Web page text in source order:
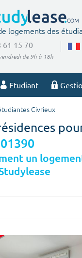
logements des
61 15 70
de 9h à 18h
Etudiant
Votre recherche
Civrieux
un